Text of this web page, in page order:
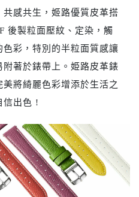
感共生，姬路優質皮革搭
後製粒面壓紋、定染，觸
彩，特別的半粒面質感讓
著於錶帶上。姫路皮革錶
將綺麗色彩增添於生活之
信出色 !